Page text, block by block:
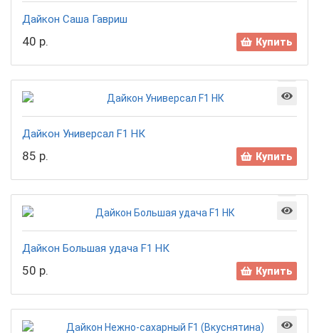
Дайкон Саша Гавриш
40 р. Купить
Дайкон Универсал F1 НК
85 р. Купить
Дайкон Большая удача F1 НК
50 р. Купить